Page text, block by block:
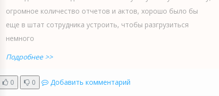
огромное количество отчетов и актов, хорошо было бы
еще в штат сотрудника устроить, чтобы разгрузиться
немного
Подробнее >>
0 0 Добавить комментарий